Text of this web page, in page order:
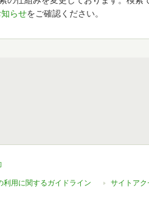
らせをご確認ください。
利用に関するガイドライン サイトアク